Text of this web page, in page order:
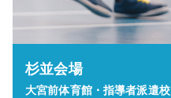
杉並会場
大宮前体育館・指導者派遣校